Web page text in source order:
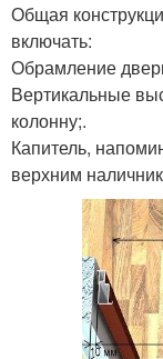
Общая
включать:
Обрамление
Вертикальные
колонну;.
Капитель,
верхним